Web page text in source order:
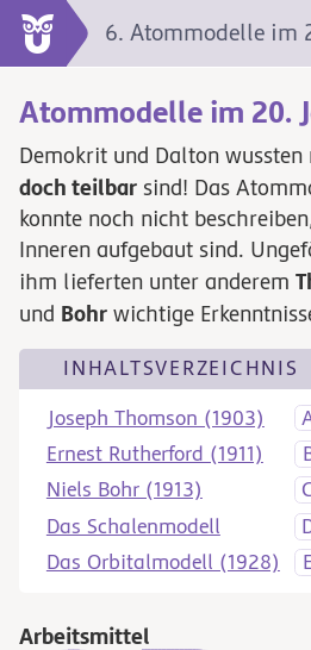
Atommodelle im 20.
Demokrit und Dalton wussten
doch teilbar sind! Das
konnte noch nicht
Inneren aufgebaut sind.
ihm lieferten unter anderem
und Bohr wichtige
INHALTSVERZEICHNIS
Joseph Thomson (1903)
Ernest Rutherford (1911)
Niels Bohr (1913)
Das Schalenmodell
Das Orbitalmodell (1928)
Arbeitsmittel